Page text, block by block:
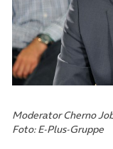
Moderator Cherno
Foto: E-Plus-Gruppe